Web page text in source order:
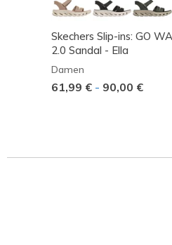
Skechers Slip-ins: GO
2.0 Sandal - Ella
Damen
61,99 € - 90,00 €